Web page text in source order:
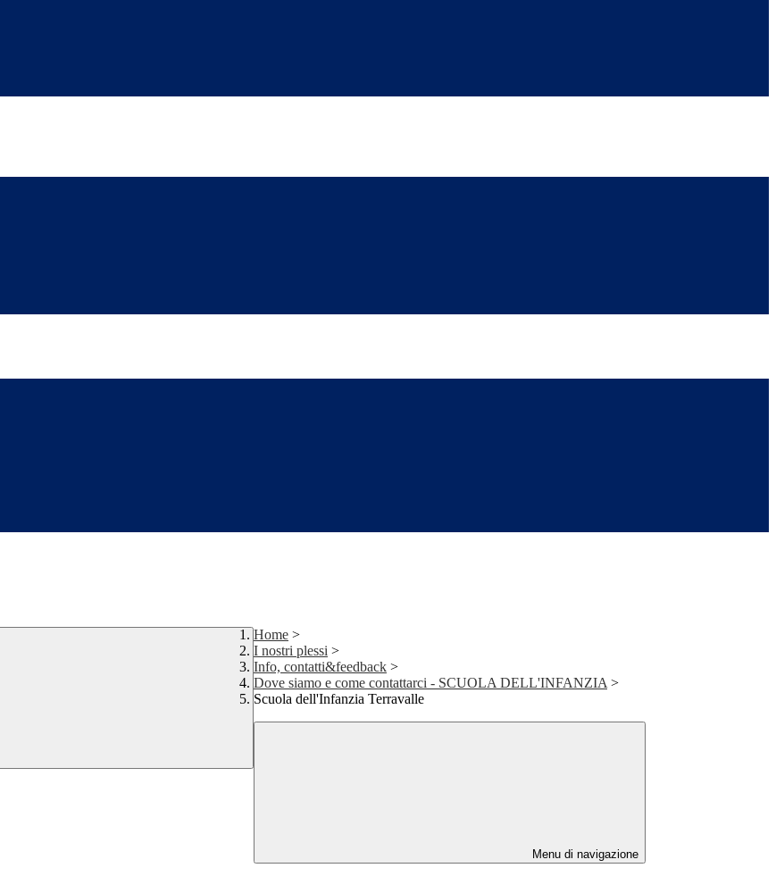
Home >
I nostri plessi >
Info, contatti&feedback >
Dove siamo e come contattarci - SCUOLA DELL'INFANZIA >
Scuola dell'Infanzia Terravalle
Menu di navigazione